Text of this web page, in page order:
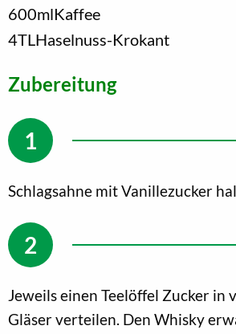
600mlKaffee
4TL Haselnuss-Krokant
Zubereitung
Schlagsahne mit Vanillezucker
Jeweils einen Teelöffel Zucker in
Gläser verteilen. Den Whisky